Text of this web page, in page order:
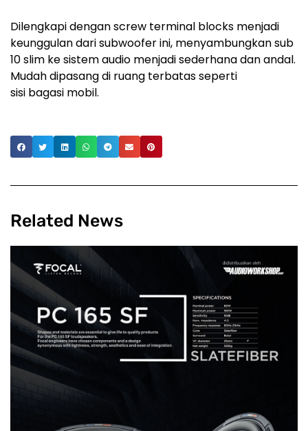
Dilengkapi dengan screw terminal blocks menjadi
keunggulan dari subwoofer ini, menyambungkan sub
10 slim ke sistem audio menjadi sederhana dan andal.
Mudah dipasang di ruang terbatas seperti
sisi bagasi mobil.
Related News